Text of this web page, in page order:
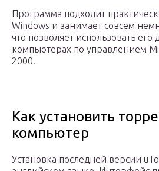
Программа подходит
Windows и занимает совсем
что позволяет использовать
компьютерах по управлением
2000.
Как установить
компьютер
Установка последней версии